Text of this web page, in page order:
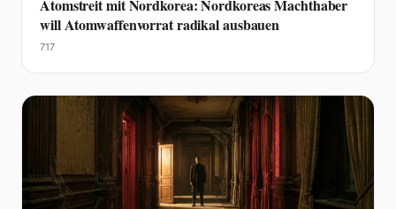
Atomstreit mit Nordkorea: Nordkoreas Machthaber
will Atomwaffenvorrat radikal ausbauen
717